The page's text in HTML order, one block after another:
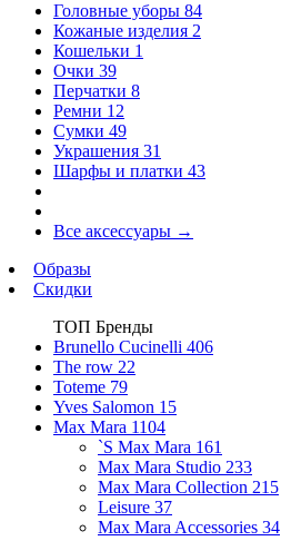
Головные уборы 84
Кожаные изделия 2
Кошельки 1
Очки 39
Перчатки 8
Ремни 12
Сумки 49
Украшения 31
Шарфы и платки 43
Все аксессуары →
Образы
Скидки
ТОП Бренды
Brunello Cucinelli 406
The row 22
Toteme 79
Yves Salomon 15
Max Mara 1104
`S Max Mara 161
Max Mara Studio 233
Max Mara Collection 215
Leisure 37
Max Mara Accessories 34